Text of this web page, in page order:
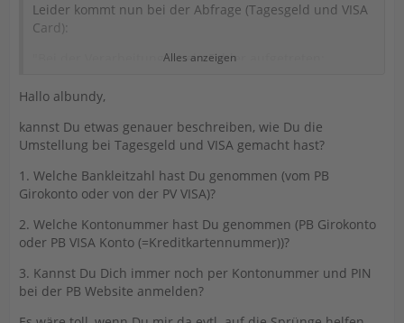
Leider kommt nun bei der Abfrage (Tagesgeld und VISA
Card):
"Bei der Verarbeitung ist ein Fehler aufgetreten:
Verarbeitung nicht möglich. (9010); Anmeldung ist nur
mit Kontonummer möglich
(9210)
Synchronisieren Sie den Banking Kontakt neu.
Bitte beachten Sie, dass bei mehrmaliger Fehlereingabe
von PIN und TAN Ihr Konto
gesperrt werden kann!"
Überweisungsfunktion werde ich dann noch prüfen...
...Überweisungen funktionieren nach Umstellung auch
wieder !
Alles anzeigen
Hallo albundy,
kannst Du etwas genauer beschreiben, wie Du die
Umstellung bei Tagesgeld und VISA gemacht hast?
1. Welche Bankleitzahl hast Du genommen (vom PB
Girokonto oder von der PV VISA)?
2. Welche Kontonummer hast Du genommen (PB Girokonto
oder PB VISA Konto (=Kreditkartennummer))?
3. Kannst Du Dich immer noch per Kontonummer und PIN
bei der PB Website anmelden?